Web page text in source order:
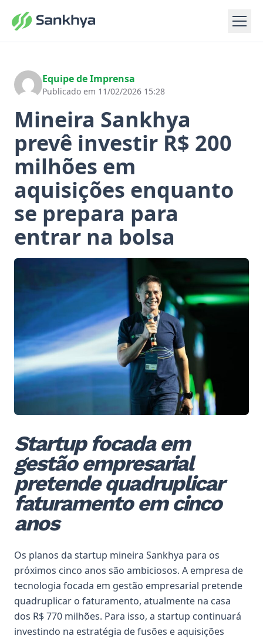
Equipe de Imprensa
Publicado em 11/02/2026 15:28
Mineira Sankhya
prevê investir R$ 200
milhões em
aquisições enquanto
se prepara para
entrar na bolsa
Startup focada em
gestão empresarial
pretende quadruplicar
faturamento em cinco
anos
Os planos da startup mineira Sankhya para os
próximos cinco anos são ambiciosos. A empresa de
tecnologia focada em gestão empresarial pretende
quadruplicar o faturamento, atualmente na casa
dos R$ 770 milhões. Para isso, a startup continuará
investindo na estratégia de fusões e aquisições